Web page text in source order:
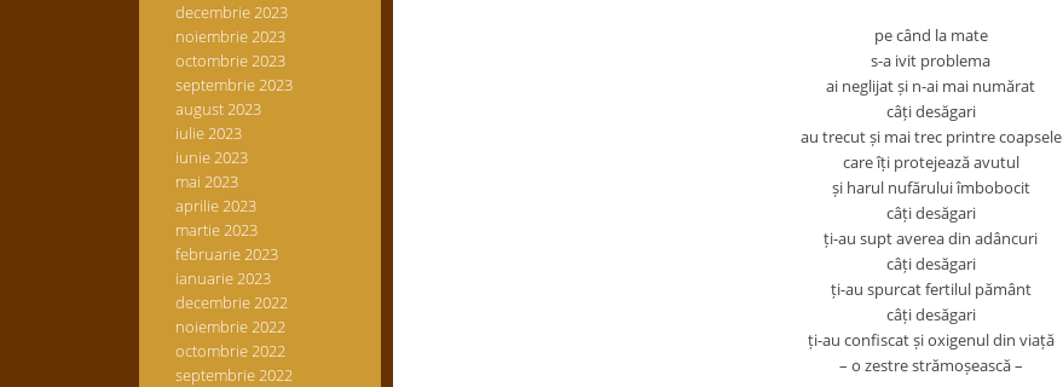
decembrie 2023
noiembrie 2023
octombrie 2023
septembrie 2023
august 2023
iulie 2023
iunie 2023
mai 2023
aprilie 2023
martie 2023
februarie 2023
ianuarie 2023
decembrie 2022
noiembrie 2022
octombrie 2022
septembrie 2022
pe când la mate
s-a ivit problema
ai neglijat și n-ai mai numărat
câți desăgari
au trecut și mai trec printre coapsele
care îți protejează avutul
și harul nufărului îmbobocit
câți desăgari
ți-au supt averea din adâncuri
câți desăgari
ți-au spurcat fertilul pământ
câți desăgari
ți-au confiscat și oxigenul din viață
– o zestre strămoșească –